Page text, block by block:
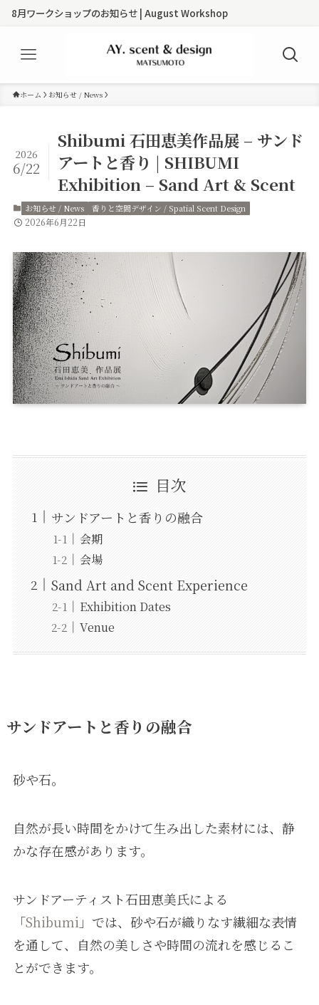
クショップのお知らせ | August Workshop
ホーム お知らせ / News
Shibumi 石田恵美作品展 – サンド
アートと香り | SHIBUMI
Exhibition – Sand Art & Scent
2026
6/22
お知らせ / News 香りと空間デザイン / Spatial Scent Design
2026年6月22日
目次
サンドアートと香りの融合
会期
会場
Sand Art and Scent Experience
Exhibition Dates
Venue
サンドアートと香りの融合
砂や石。
自然が長い時間をかけて生み出した素材には、静
かな存在感があります。
サンドアーティスト石田恵美氏による
「Shibumi 」では、砂や石が織りなす繊細な表情
を通して、自然の美しさや時間の流れを感じるこ
とができます。